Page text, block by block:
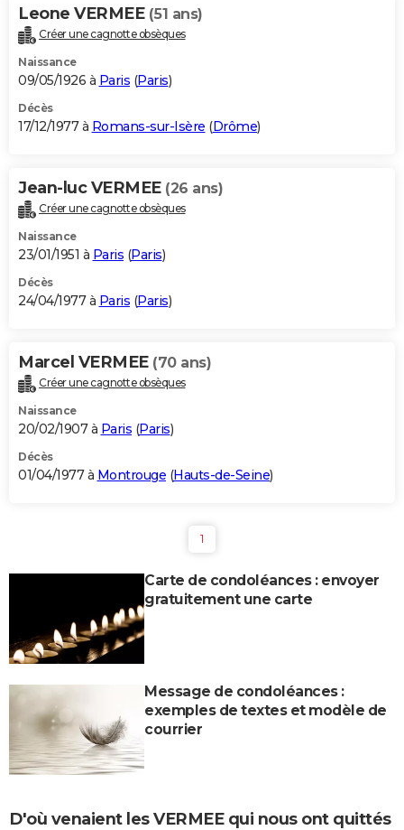
Leone VERMEE (51 ans)
Créer une cagnotte obsèques
Naissance
09/05/1926 à Paris (Paris)
Décès
17/12/1977 à Romans-sur-Isère (Drôme)
Jean-luc VERMEE (26 ans)
Créer une cagnotte obsèques
Naissance
23/01/1951 à Paris (Paris)
Décès
24/04/1977 à Paris (Paris)
Marcel VERMEE (70 ans)
Créer une cagnotte obsèques
Naissance
20/02/1907 à Paris (Paris)
Décès
01/04/1977 à Montrouge (Hauts-de-Seine)
1
Carte de condoléances : envoyer
gratuitement une carte
Message de condoléances :
exemples de textes et modèle de
courrier
D'où venaient les VERMEE qui nous ont quittés